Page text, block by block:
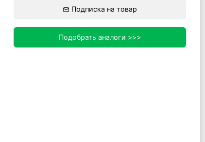
Подписка на товар
Подобрать аналоги >>>